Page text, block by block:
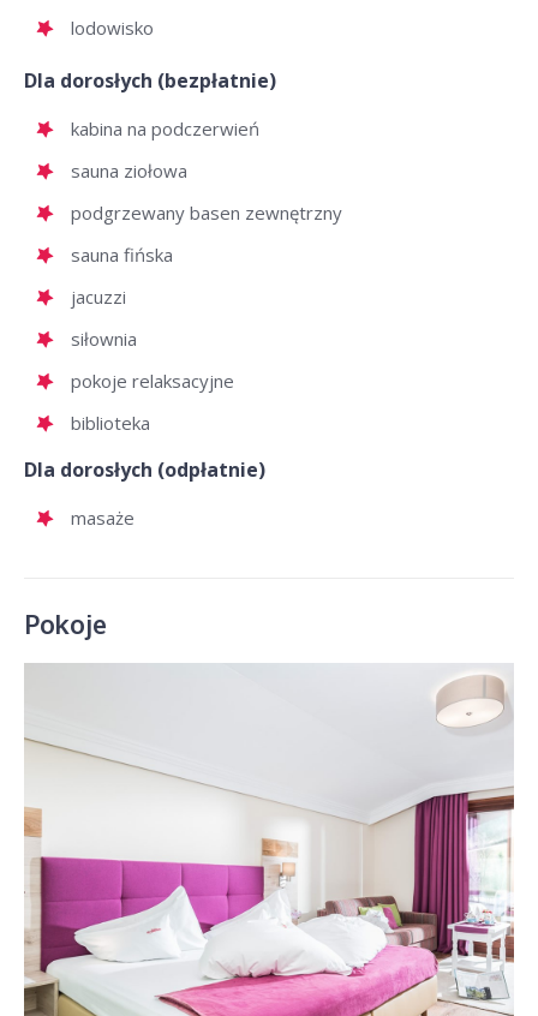
lodowisko
Dla dorosłych (bezpłatnie)
kabina na podczerwień
sauna ziołowa
podgrzewany basen zewnętrzny
sauna fińska
jacuzzi
siłownia
pokoje relaksacyjne
biblioteka
Dla dorosłych (odpłatnie)
masaże
Pokoje